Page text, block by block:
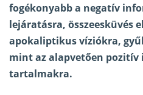
fogékonyabb a negatív
lejáratásra, összeesküvés
apokaliptikus víziókra,
mint az alapvetően
tartalmakra.